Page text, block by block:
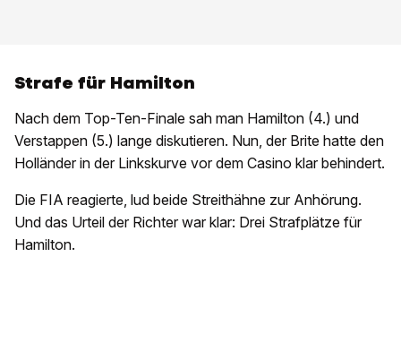
Strafe für Hamilton
Nach dem Top-Ten-Finale sah man Hamilton (4.) und
Verstappen (5.) lange diskutieren. Nun, der Brite hatte den
Holländer in der Linkskurve vor dem Casino klar behindert.
Die FIA reagierte, lud beide Streithähne zur Anhörung.
Und das Urteil der Richter war klar: Drei Strafplätze für
Hamilton.